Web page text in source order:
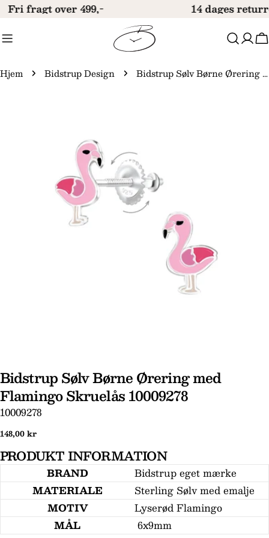
Gå
indhold
Fri fragt over 499,- 14 dages
Hjem Bidstrup Design Bidstrup Sølv Børne Ørering med Flamingo Skruelås 10009278
medie 0 i modal
Bidstrup Sølv Børne Ørering med
Flamingo Skruelås 10009278
SKU:
10009278
Normal
148,00 kr
PRODUKT INFORMATION
BRAND
Bidstrup eget mærke
MATERIALE
Sterling Sølv med emalje
MOTIV
Lyserød Flamingo
MÅL
6x9mm
Stil et spørgsmål
Din
email
Din
telefon
Din
besked